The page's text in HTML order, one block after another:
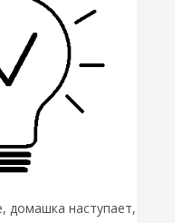
домашка наступает,